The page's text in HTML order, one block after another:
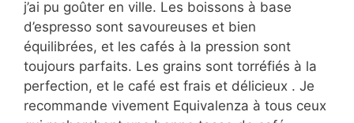
j’ai pu goûter en ville. Les boissons à base
d’espresso sont savoureuses et bien
équilibrées, et les cafés à la pression sont
toujours parfaits. Les grains sont torréfiés à la
perfection, et le café est frais et délicieux . Je
recommande vivement Equivalenza à tous ceux